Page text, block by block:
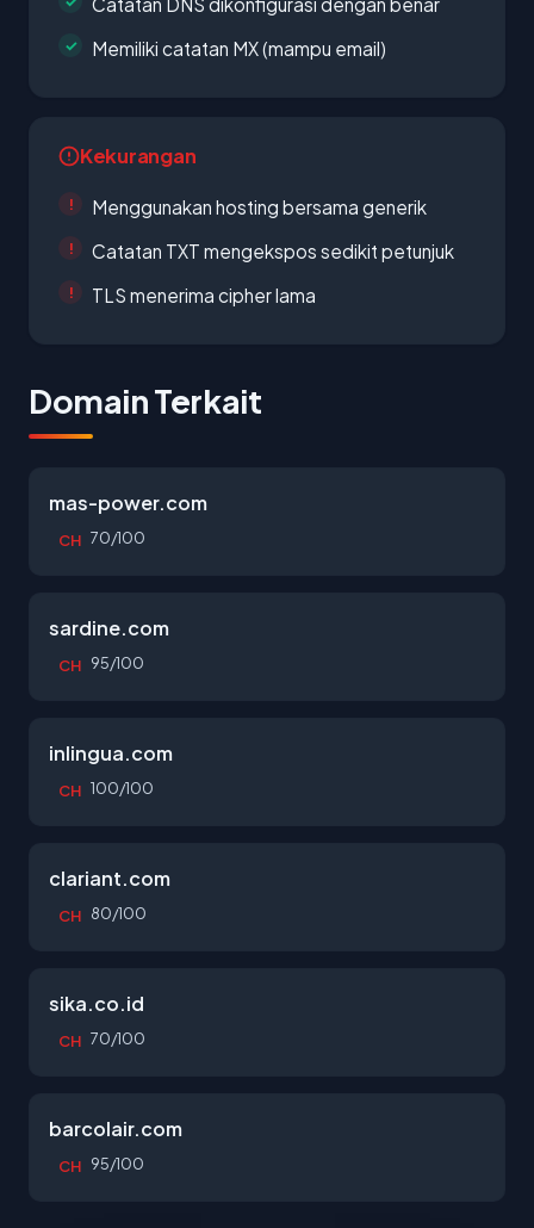
Memiliki catatan MX (mampu email)
Kekurangan
Menggunakan hosting bersama generik
Catatan TXT mengekspos sedikit petunjuk
TLS menerima cipher lama
Domain Terkait
mas-power.com
CH 70/100
sardine.com
CH 95/100
inlingua.com
CH 100/100
clariant.com
CH 80/100
sika.co.id
CH 70/100
barcolair.com
CH 95/100